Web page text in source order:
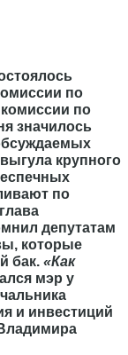
по
по
значилось
крупного
по
депутатам
которые
бак. «Как
мэр у
и инвестиций